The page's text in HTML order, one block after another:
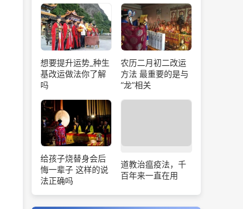
想要提升运势_种生
基改运做法你了解
吗
农历二月初二改运
方法 最重要的是与
“龙”相关
给孩子烧替身会后
悔一辈子 这样的说
法正确吗
道教治瘟疫法，千
百年来一直在用